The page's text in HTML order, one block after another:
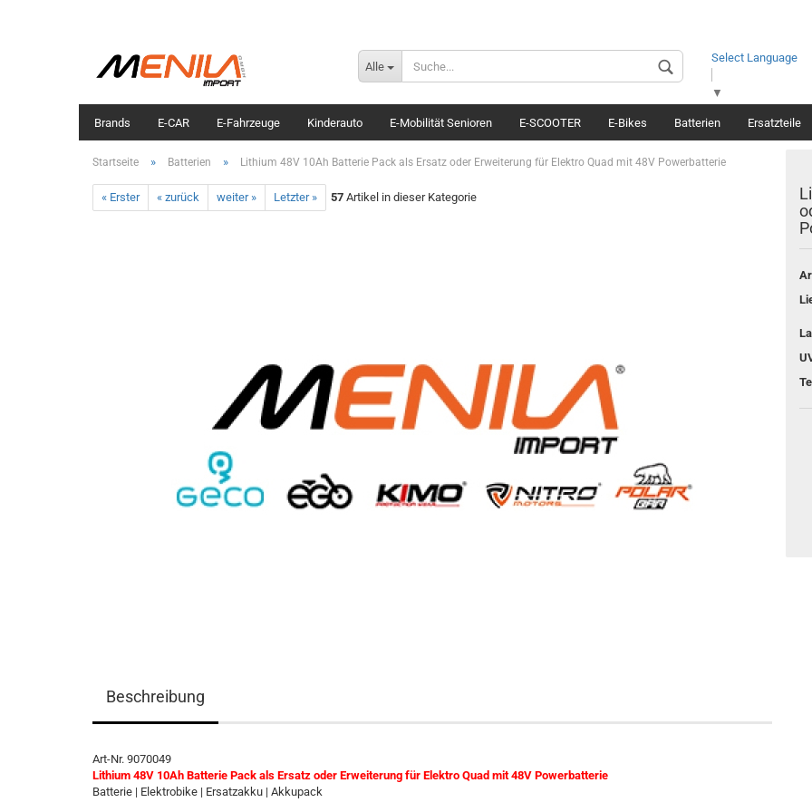
Alle
Select Language
▼
Brands E-CAR E-Fahrzeuge Kinderauto E-Mobilität Senioren E-SCOOTER E-Bikes Batterien Ersatzteile
Startseite » Batterien » Lithium 48V 10Ah Batterie Pack als Ersatz oder Erweiterung für Elektro Quad mit 48V Powerbatterie
« Erster « zurück weiter » Letzter » 57 Artikel in dieser Kategorie
Beschreibung
Art-Nr. 9070049
Lithium 48V 10Ah Batterie Pack als Ersatz oder Erweiterung für Elektro Quad mit 48V Powerbatterie
Batterie | Elektrobike | Ersatzakku | Akkupack